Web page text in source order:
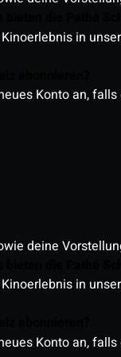
in
Konto an,
deine
in
Konto an,